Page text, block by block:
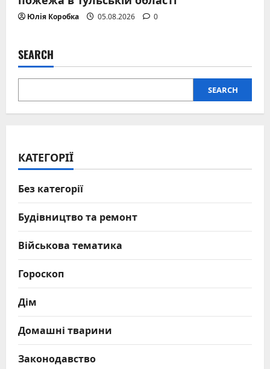
Юлія Коробка 05.08.2026 0
SEARCH
SEARCH
КАТЕГОРІЇ
Без категорії
Будівництво та ремонт
Військова тематика
Гороскоп
Дім
Домашні тварини
Законодавство